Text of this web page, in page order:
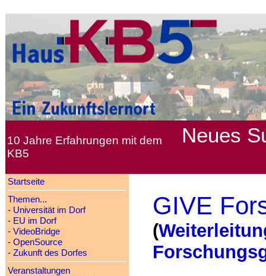
10 Jahre Erfahrungen mit dem
KB5
Neues
Startseite
Themen...
- Universität im Dorf
- EU im Dorf
- VideoBridge
- OpenSource
- Zukunft des Dorfes
Veranstaltungen
GIVE
(